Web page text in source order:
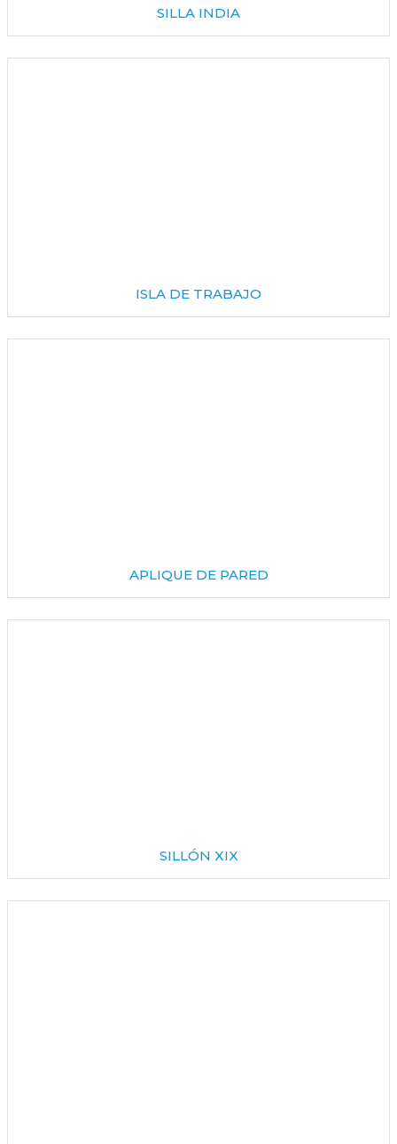
SILLA INDIA
ISLA DE TRABAJO
APLIQUE DE PARED
SILLÓN XIX